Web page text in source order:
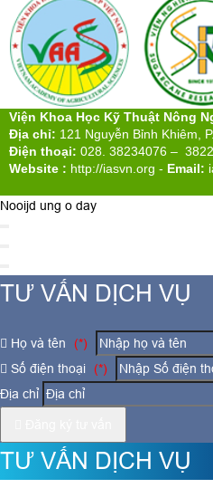
Viện Khoa Học Kỹ Thuật Nông
Địa chỉ: 121 Nguyễn Bỉnh Khiêm,
Điện thoại: 028. 38234076 –
Website : http://iasvn.org - Email:
Nooijd ung o day
TƯ VẤN DỊCH VỤ
Họ và tên
(*)
Số điện thoại
(*)
Địa chỉ
TƯ VẤN DỊCH VỤ